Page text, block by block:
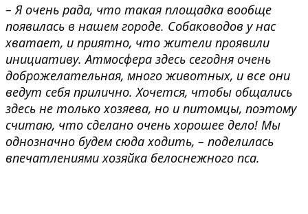
–Я очень рада, что такая площадка вообще
появилась в нашем городе. Собаководов у нас
хватает, и приятно, что жители проявили
инициативу. Атмосфера здесь сегодня очень
доброжелательная, много животных, и все они
ведут себя прилично. Хочется, чтобы общались
здесь не только хозяева, но и питомцы, поэтому
считаю, что сделано очень хорошее дело! Мы
однозначно будем сюда ходить, – поделилась
впечатлениями хозяйка белоснежного пса.